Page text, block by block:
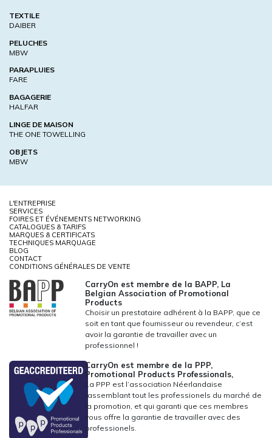
TEXTILE
DAIBER
PELUCHES
MBW
PARAPLUIES
FARE
BAGAGERIE
HALFAR
LINGE DE MAISON
THE ONE TOWELLING
OBJETS
MBW
L'ENTREPRISE
SERVICES
FOIRES ET ÉVÉNEMENTS NETWORKING
CATALOGUES & TARIFS
MARQUES & CERTIFICATS
TECHNIQUES MARQUAGE
BLOG
CONTACT
CONDITIONS GÉNÉRALES DE VENTE
CarryOn est membre de la BAPP, La
Belgian Association of Promotional
Products
Choisir un prestataire adhérent à la BAPP, que ce
soit en tant que fournisseur ou revendeur, c’est
avoir la garantie de travailler avec un
professionnel !
CarryOn est membre de la PPP,
Promotional Products Professionals,
La PPP est l’association Néerlandaise
rassemblant tout les professionels du marché de
la promotion, et qui garanti que ces membres
vous offre la garantie de travailler avec des
professionels.